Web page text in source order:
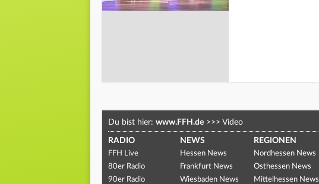
Du bist hier: www.FFH.de >>> Video
RADIO
FFH Live
80er Radio
90er Radio
NEWS
Hessen News
Frankfurt News
Wiesbaden News
REGIONEN
Nordhessen News
Osthessen News
Mittelhessen News